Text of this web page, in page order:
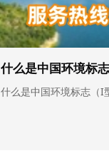
什么是中国环境标
什么是中国环境标志（I